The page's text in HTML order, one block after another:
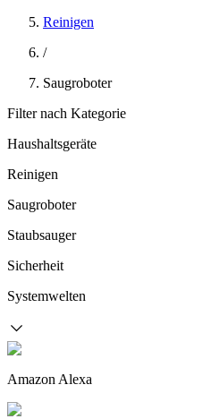
Reinigen
/
Saugroboter
Filter nach Kategorie
Haushaltsgeräte
Reinigen
Saugroboter
Staubsauger
Sicherheit
Systemwelten
Amazon Alexa